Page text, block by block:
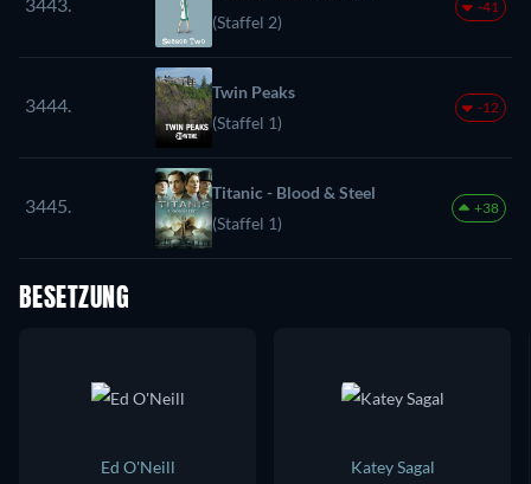
(Staffel 2)
-41
3444.
Twin Peaks
(Staffel 1)
-12
3445.
Titanic - Blood & Steel
(Staffel 1)
+38
BESETZUNG
Ed O'Neill
Katey Sagal